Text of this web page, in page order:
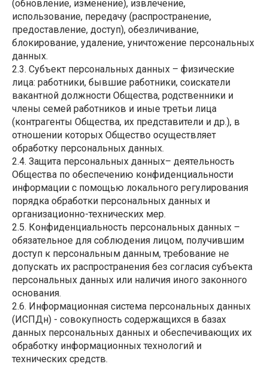
(обновление, изменение), извлечение,
использование, передачу (распространение,
предоставление, доступ), обезличивание,
блокирование, удаление, уничтожение персональных
данных.
2.3. Субъект персональных данных – физические
лица: работники, бывшие работники, соискатели
вакантной должности Общества, родственники и
члены семей работников и иные третьи лица
(контрагенты Общества, их представители и др.), в
отношении которых Общество осуществляет
обработку персональных данных.
2.4. Защита персональных данных– деятельность
Общества по обеспечению конфиденциальности
информации с помощью локального регулирования
порядка обработки персональных данных и
организационно-технических мер.
2.5. Конфиденциальность персональных данных –
обязательное для соблюдения лицом, получившим
доступ к персональным данным, требование не
допускать их распространения без согласия субъекта
персональных данных или наличия иного законного
основания.
2.6. Информационная система персональных данных
(ИСПДн) - совокупность содержащихся в базах
данных персональных данных и обеспечивающих их
обработку информационных технологий и
технических средств.